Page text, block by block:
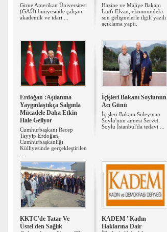
Girne Amerikan Üniversitesi
(GAÜ) bünyesinde çalışan
akademik ve idari ...
Hazine ve Maliye Bakanı
Lütfi Elvan, ekonomideki
son gelişmelerle ilgili yazılı
açıklama yaptı.
Erdoğan :Aşılanma
Yaygınlaştıkça Salgınla
Mücadele Daha Etkin
Hale Geliyor
Cumhurbaşkanı Recep
Tayyip Erdoğan,
Cumhurbaşkanlığı
Külliyesinde gerçekleştirilen
İçişleri Bakanı Soylunun
Acı Günü
İçişleri Bakanı Süleyman
Soylu'nun annesi Servet
Soylu İstanbul'da tedavi ...
KKTC'de Tatar Ve
Üstel'den Sağlık
KADEM ''Kadın
Haklarına Dair